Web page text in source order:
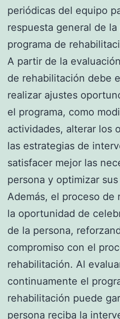
periódicas del equipo
respuesta general de la
programa de
A partir de la
de rehabilitación debe
realizar ajustes
el programa, como
actividades, alterar los
las estrategias de
satisfacer mejor las
persona y optimizar
Además, el proceso de
la oportunidad de
de la persona,
compromiso con el
rehabilitación. Al
continuamente el
rehabilitación puede
persona reciba la